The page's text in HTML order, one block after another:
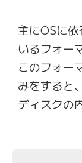
主にOSに
いるフォー
このフォー
みをすると
ディスクの